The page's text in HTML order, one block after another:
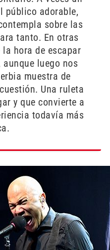
público adorable,
sobre las
tanto. En otras
hora de escapar
luego nos
muestra de
Una ruleta
y que convierte a
todavía más